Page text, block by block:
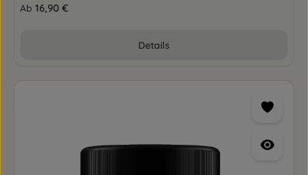
Regulärer Preis:
Ab 16,90 €
Details